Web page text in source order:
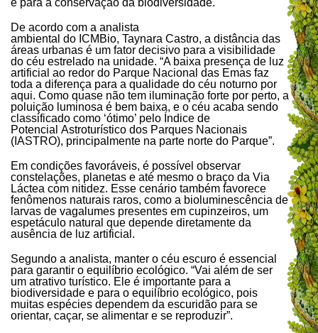
e para a conservação da biodiversidade.
De acordo com a analista
ambiental do ICMBio, Taynara Castro, a distância das
áreas urbanas é um fator decisivo para a visibilidade
do céu estrelado na unidade. “A baixa presença de luz
artificial ao redor do Parque Nacional das Emas faz
toda a diferença para a qualidade do céu noturno por
aqui. Como quase não tem iluminação forte por perto, a
poluição luminosa é bem baixa, e o céu acaba sendo
classificado como ‘ótimo’ pelo Índice de
Potencial Astroturístico dos Parques Nacionais
(IASTRO), principalmente na parte norte do Parque”.
Em condições favoráveis, é possível observar
constelações, planetas e até mesmo o braço da Via
Láctea com nitidez. Esse cenário também favorece
fenômenos naturais raros, como a bioluminescência de
larvas de vagalumes presentes em cupinzeiros, um
espetáculo natural que depende diretamente da
ausência de luz artificial.
Segundo a analista, manter o céu escuro é essencial
para garantir o equilíbrio ecológico. “Vai além de ser
um atrativo turístico. Ele é importante para a
biodiversidade e para o equilíbrio ecológico, pois
muitas espécies dependem da escuridão para se
orientar, caçar, se alimentar e se reproduzir”.